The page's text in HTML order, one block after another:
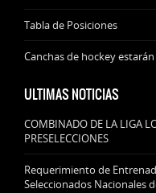
Tabla de Posiciones
Canchas de hockey
ULTIMAS NOTICIAS
COMBINADO DE LA LIGA
PRESELECCIONES
Requerimiento de
Seleccionados Nacionales